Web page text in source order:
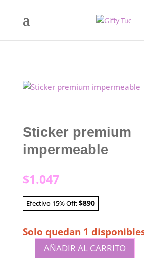
Sticker premium
impermeable
$1.047
Efectivo 15% Off:$890
Solo quedan 1
StickerAÑADIR AL CARRITO